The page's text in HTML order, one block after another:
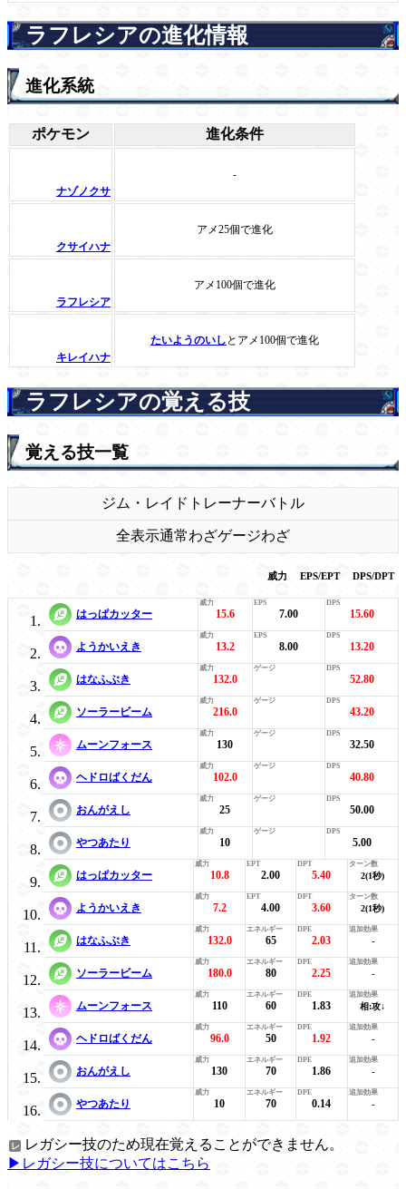
ラフレシアの進化情報
進化系統
ポケモン 進化条件
ナゾノクサ
-
クサイハナ
アメ25個で進化
ラフレシア
アメ100個で進化
キレイハナ
たいようのいし とアメ100個で進化
ラフレシアの覚える技
覚える技一覧
ジム・レイド トレーナーバトル
全表示通常わざゲージわざ
威力 EPS/EPT DPS/DPT
はっぱカッター 15.6 7.00 15.60
ようかいえき 13.2 8.00 13.20
はなふぶき 132.0 52.80
ソーラービーム 216.0 43.20
ムーンフォース 130 32.50
ヘドロばくだん 102.0 40.80
おんがえし 25 50.00
やつあたり 10 5.00
はっぱカッター 10.8 2.00 5.40 2(1秒)
ようかいえき 7.2 4.00 3.60 2(1秒)
はなふぶき 132.0 65 2.03 -
ソーラービーム 180.0 80 2.25 -
ムーンフォース 110 60 1.83 相:攻↓
ヘドロばくだん 96.0 50 1.92 -
おんがえし 130 70 1.86 -
やつあたり 10 70 0.14 -
レガシー技のため現在覚えることができません。
▶レガシー技についてはこちら